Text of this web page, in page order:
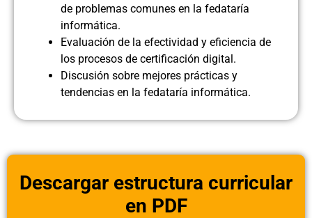
de problemas comunes en la fedataría
informática.
Evaluación de la efectividad y eficiencia de
los procesos de certificación digital.
Discusión sobre mejores prácticas y
tendencias en la fedataría informática.
Descargar estructura curricular
en PDF